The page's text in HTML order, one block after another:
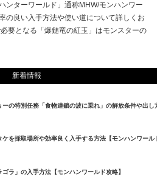
ンターワールド」通称MHW/モンハンワー
の良い入手方法や使い道について詳しくお
要となる「爆鎚竜の紅玉」はモンスターの
新着情報
ーの特別任務「食物連鎖の波に乗れ」の解放条件や出し
ケを採取場所や効率良く入手する方法【モンハンワールド
ゴラ」の入手方法【モンハンワールド攻略】